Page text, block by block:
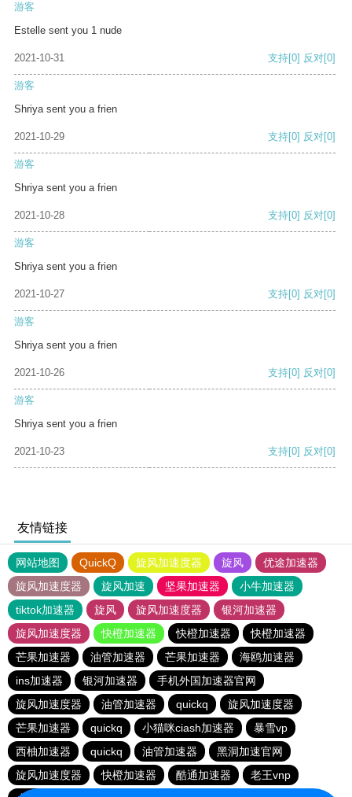
游客
Estelle sent you 1 nude
2021-10-31 支持[0] 反对[0]
游客
Shriya sent you a frien
2021-10-29 支持[0] 反对[0]
游客
Shriya sent you a frien
2021-10-28 支持[0] 反对[0]
游客
Shriya sent you a frien
2021-10-27 支持[0] 反对[0]
游客
Shriya sent you a frien
2021-10-26 支持[0] 反对[0]
游客
Shriya sent you a frien
2021-10-23 支持[0] 反对[0]
友情链接
网站地图 QuickQ 旋风加速度器 旋风
优途加速器
旋风加速度器
旋风加速 坚果加速器
小牛加速器
tiktok加速器
旋风 旋风加速度器
银河加速器
旋风加速度器
快橙加速器 快橙加速器
快橙加速器
芒果加速器
油管加速器 芒果加速器
海鸥加速器
ins加速器
银河加速器
手机外国加速器官网
旋风加速度器
油管加速器 quickq
旋风加速度器
芒果加速器
quickq 小猫咪ciash加速器
暴雪vp
西柚加速器
quickq 油管加速器
黑洞加速官网
旋风加速度器
快橙加速器 酷通加速器
老王vnp